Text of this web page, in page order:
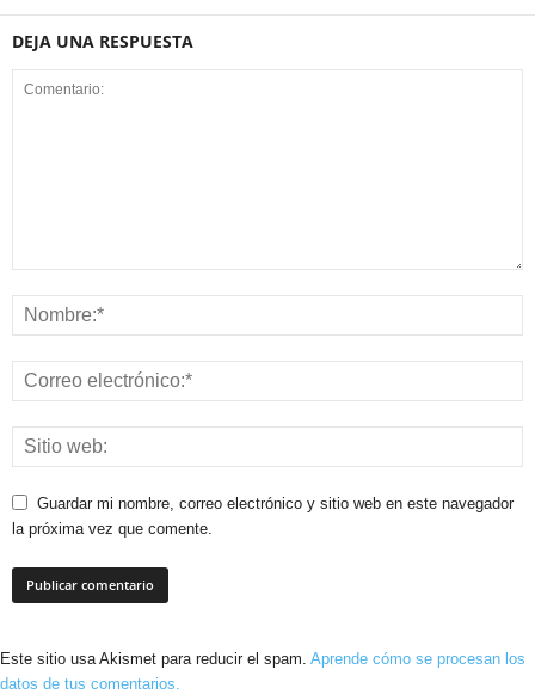
DEJA UNA RESPUESTA
Guardar mi nombre, correo electrónico y sitio web en este navegador
la próxima vez que comente.
Este sitio usa Akismet para reducir el spam. Aprende cómo se procesan los
datos de tus comentarios.